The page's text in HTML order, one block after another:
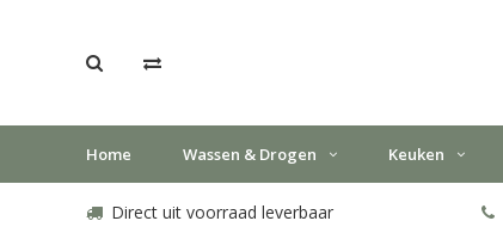
Home Wassen & Drogen Keuken
Direct uit voorraad leverbaar